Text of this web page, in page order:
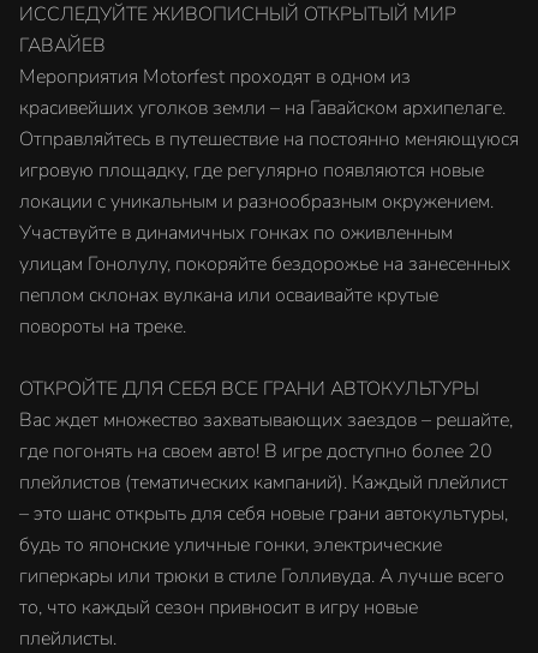
ИССЛЕДУЙТЕ ЖИВОПИСНЫЙ ОТКРЫТЫЙ МИР
ГАВАЙЕВ
Мероприятия Motorfest проходят в одном из
красивейших уголков земли – на Гавайском архипелаге.
Отправляйтесь в путешествие на постоянно меняющуюся
игровую площадку, где регулярно появляются новые
локации с уникальным и разнообразным окружением.
Участвуйте в динамичных гонках по оживленным
улицам Гонолулу, покоряйте бездорожье на занесенных
пеплом склонах вулкана или осваивайте крутые
повороты на треке.
ОТКРОЙТЕ ДЛЯ СЕБЯ ВСЕ ГРАНИ АВТОКУЛЬТУРЫ
Вас ждет множество захватывающих заездов – решайте,
где погонять на своем авто! В игре доступно более 20
плейлистов (тематических кампаний). Каждый плейлист
– это шанс открыть для себя новые грани автокультуры,
будь то японские уличные гонки, электрические
гиперкары или трюки в стиле Голливуда. А лучше всего
то, что каждый сезон привносит в игру новые
плейлисты.